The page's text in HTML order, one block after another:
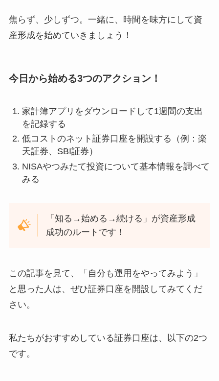
焦らず、少しずつ。一緒に、時間を味方にして資
産形成を始めていきましょう！
今日から始める3つのアクション！
家計簿アプリをダウンロードして1週間の支出
を記録する
低コストのネット証券口座を開設する（例：楽
天証券、SBI証券）
NISAやつみたて投資について基本情報を調べて
みる
「知る→始める→続ける」が資産形成
成功のルートです！
この記事を見て、「自分も運用をやってみよう」
と思った人は、ぜひ証券口座を開設してみてくだ
さい。
私たちがおすすめしている証券口座は、以下の2つ
です。